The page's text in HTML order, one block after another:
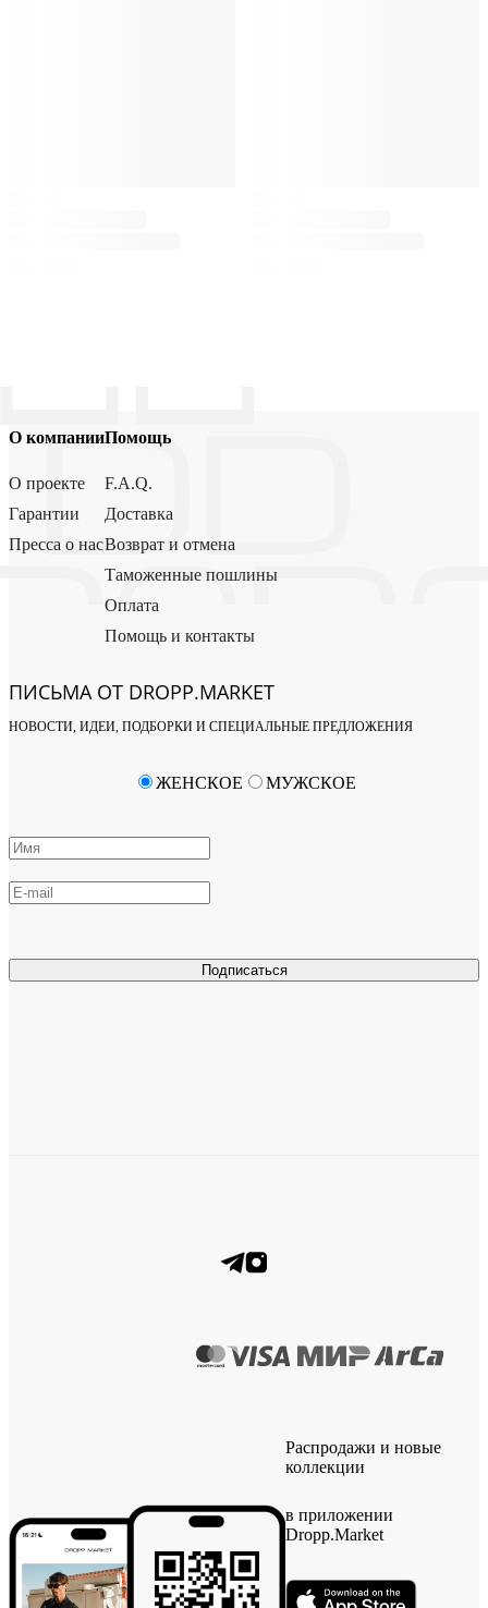
О компании
О проекте
Гарантии
Пресса о нас
Помощь
F.A.Q.
Доставка
Возврат и отмена
Таможенные пошлины
Оплата
Помощь и контакты
ПИСЬМА ОТ DROPP.MARKET
НОВОСТИ, ИДЕИ, ПОДБОРКИ И СПЕЦИАЛЬНЫЕ ПРЕДЛОЖЕНИЯ
Подписаться
ЖЕНСКОЕ МУЖСКОЕ
Распродажи и новые
коллекции
в приложении
Dropp.Market